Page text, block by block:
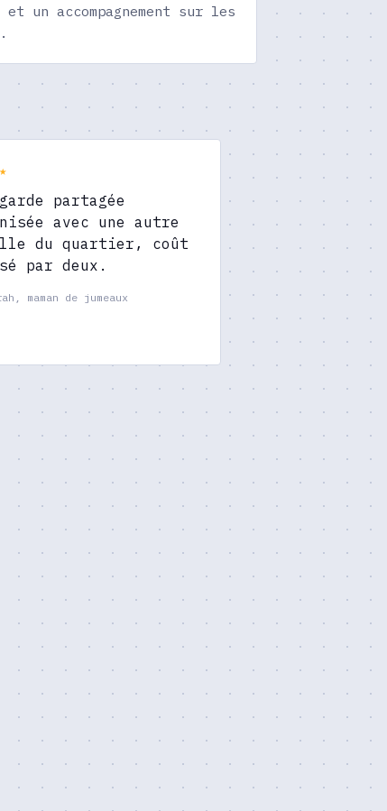
et un accompagnement sur les
partagée
avec une autre
du quartier, coût
par deux.
maman de jumeaux